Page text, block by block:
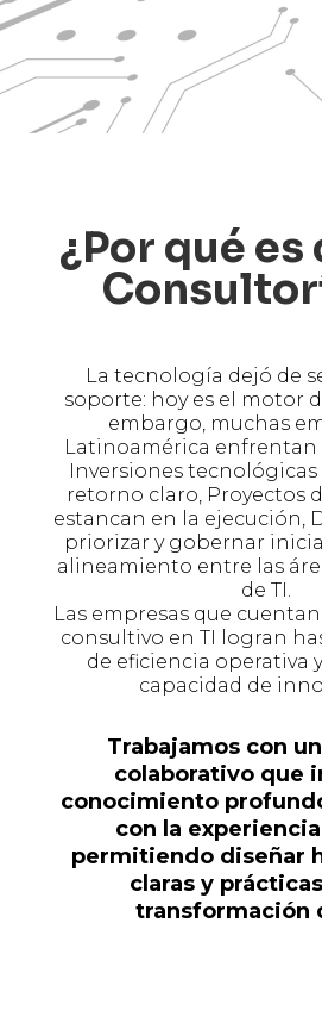
¿Por qué es
La tecnología dejó de
soporte: hoy es el motor
embargo, muchas
Latinoamérica enfrentan
Inversiones
retorno claro, Proyectos
estancan en la ejecución,
priorizar y gobernar
alineamiento entre las
de TI.
Las empresas que
consultivo en TI logran
de eficiencia operativa
capacidad de
Trabajamos con
colaborativo que
conocimiento
con la
permitiendo diseñar
claras y
transformación